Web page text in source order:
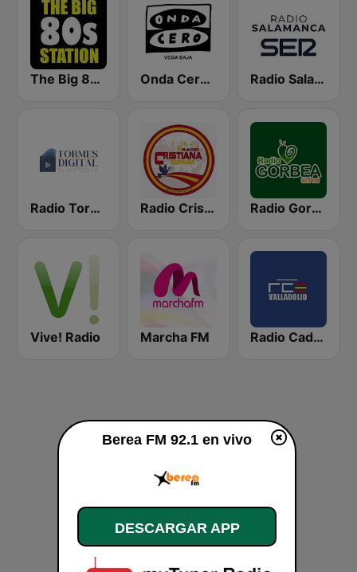
The Big 80s Station Onda Cero Vega Baja Radio Salamanca SER
Radio Tormes FM Radio Cristiana España Radio Gorbea
Vive! Radio Marcha FM Radio Cadena Española Valladolid
Berea FM 92.1 en vivo
DESCARGAR APP